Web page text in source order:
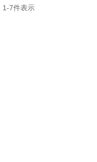
1-7件表示